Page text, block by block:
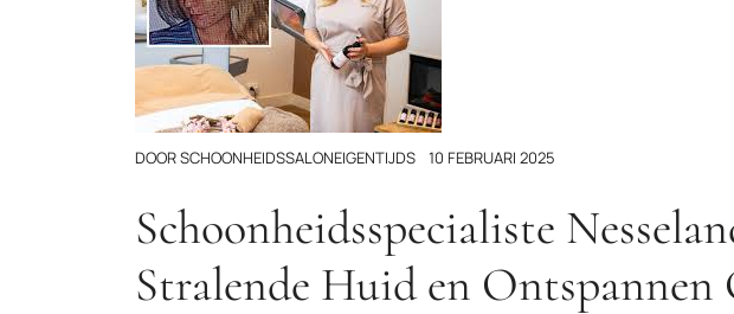
DOORSCHOONHEIDSSALONEIGENTIJDS 10 FEBRUARI 2025
Schoonheidsspecialiste
Stralende Huid en Ontspannen